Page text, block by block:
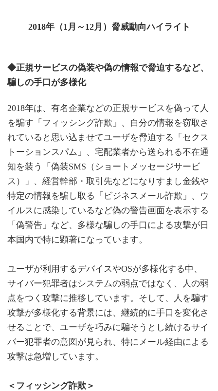
2018年（1月～12月）脅威動向ハイライト
◆正規サービスの偽装や偽の情報で脅迫するなど、
騙しの手口が多様化
2018年は、有名企業などの正規サービスを偽って人
を騙す「フィッシング詐欺」、自分の情報を窃取さ
れていると思い込ませてユーザを脅迫する「セクス
トーションスパム」、宅配業者から送られる不在通
知を装う「偽装SMS（ショートメッセージサービ
ス）」、経営幹部・取引先などになりすまし金銭や
特定の情報を騙し取る「ビジネスメール詐欺」、ウ
イルスに感染しているなど偽の警告画面を表示する
「偽警告」など、多様な騙しの手口による攻撃が日
本国内で特に顕著になっています。
ユーザが利用するデバイスやOSが多様化する中、
サイバー犯罪者はシステムの弱点ではなく、人の弱
点をつく攻撃に推移しています。そして、人を騙す
攻撃が多様化する背景には、継続的に手口を変化さ
せることで、ユーザを巧みに騙そうとし続けるサイ
バー犯罪者の意図が見られ、特にメール経由による
攻撃は急増しています。
＜フィッシング詐欺＞